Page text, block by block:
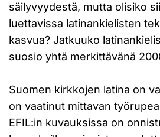
säilyvyydestä, mutta olisiko
luettavissa latinankielisten
kasvua? Jatkuuko
suosio yhtä merkittävänä
Suomen kirkkojen latina on
on vaatinut mittavan
EFIL:in kuvauksissa on